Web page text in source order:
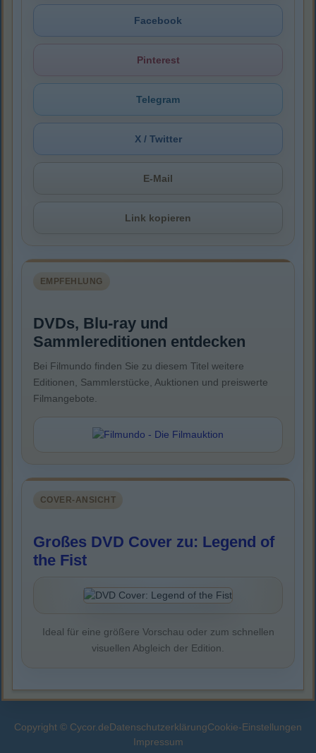
Facebook
Pinterest
Telegram
X / Twitter
E-Mail
Link kopieren
EMPFEHLUNG
DVDs, Blu-ray und
Sammlereditionen entdecken
Bei Filmundo finden Sie zu diesem Titel weitere
Editionen, Sammlerstücke, Auktionen und preiswerte
Filmangebote.
COVER-ANSICHT
Großes DVD Cover zu: Legend of
the Fist
Ideal für eine größere Vorschau oder zum schnellen
visuellen Abgleich der Edition.
Copyright © Cycor.deDatenschutzerklärungCookie-Einstellungen
Impressum